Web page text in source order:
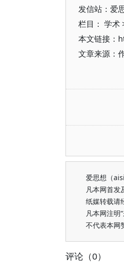
发信站：爱
栏目： 学术
本文链接：
文章来源：
爱思想（
凡本网首发
纸媒转载请
凡本网注明
不代表本网
评论（0）